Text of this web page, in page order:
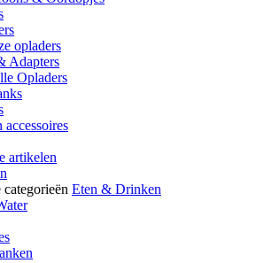
opladers
Adapters
Opladers
accessoires
artikelen
Eten & Drinken